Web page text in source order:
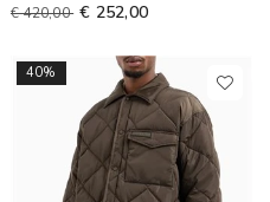
€ 420,00 € 252,00
40%